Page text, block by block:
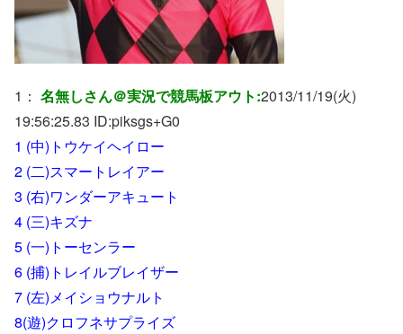
1： 名無しさん＠実況で競馬板アウト:2013/11/19(火)
19:56:25.83 ID:piksgs+G0
1 (中)トウケイヘイロー
2 (二)スマートレイアー
3 (右)ワンダーアキュート
4 (三)キズナ
5 (一)トーセンラー
6 (捕)トレイルブレイザー
7 (左)メイショウナルト
8(遊)クロフネサプライズ